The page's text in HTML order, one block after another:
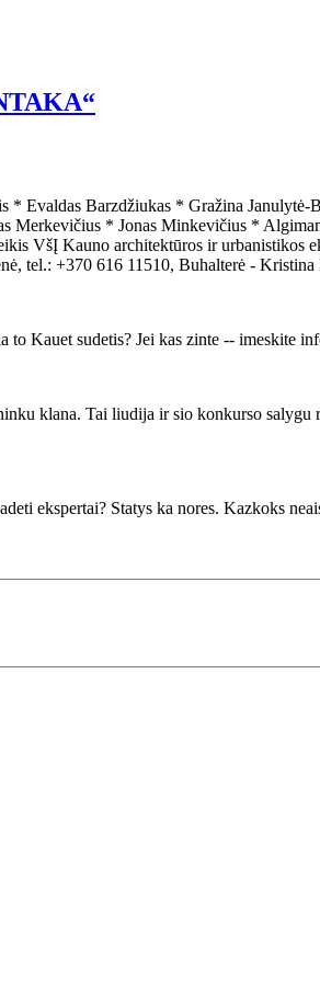
Barzdžiukas * Gražina Janulytė-
Merkevičius * Jonas Minkevičius *
VšĮ Kauno architektūros ir urbanistikos
tel.: +370 616 11510, Buhalterė - Kristina
Kauet sudetis? Jei kas zinte -- imeskite
klana. Tai liudija ir sio konkurso
ekspertai? Statys ka nores. Kazkoks